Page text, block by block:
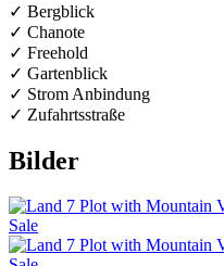
✓ Bergblick
✓ Chanote
✓ Freehold
✓ Gartenblick
✓ Strom Anbindung
✓ Zufahrtsstraße
Bilder